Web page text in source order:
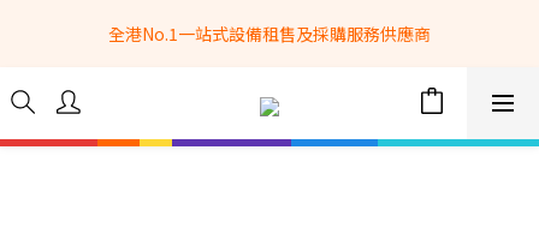
全港No.1一站式設備租售及採購服務供應商
全港No.1一站式設備租售及採購服務供應商
選購現貨產品全單滿$3500自家專送免運費 (只限網站落單, 不適用
於急單, 訂制產品, 屏風, 籠車, 舞台等)